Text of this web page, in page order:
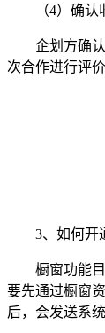
（4）确认
企划方确认
次合作进行评
3、如何开通
橱窗功能目
要先通过橱窗
后，会发送系